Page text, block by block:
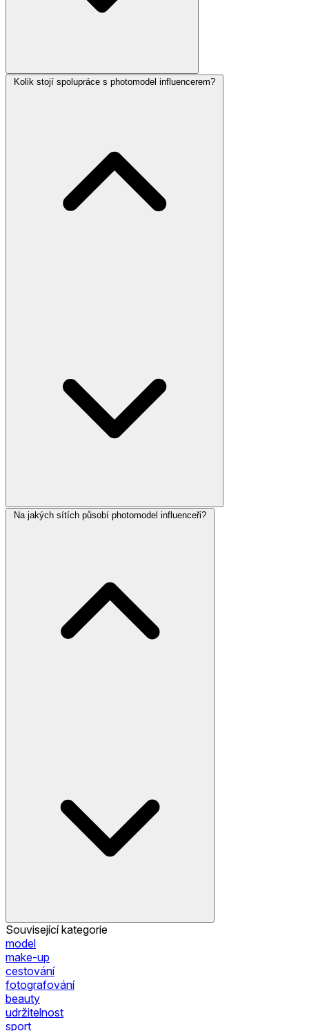
Kolik stojí spolupráce s photomodel influencerem?
Na jakých sítích působí photomodel influenceři?
Související kategorie
model
make-up
cestování
fotografování
beauty
udržitelnost
sport